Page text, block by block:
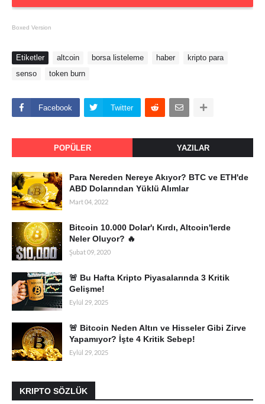
Boxed Version
Etiketler altcoin borsa listeleme haber
kripto para
senso
token burn
Facebook Twitter
POPÜLER YAZILAR
Para Nereden Nereye Akıyor? BTC ve ETH'de
ABD Dolarından Yüklü Alımlar
Mart 04, 2022
Bitcoin 10.000 Dolar'ı Kırdı, Altcoin'lerde
Neler Oluyor? 🔥
Şubat 09, 2020
🚨 Bu Hafta Kripto Piyasalarında 3 Kritik
Gelişme!
Eylül 29, 2025
🚨 Bitcoin Neden Altın ve Hisseler Gibi Zirve
Yapamıyor? İşte 4 Kritik Sebep!
Eylül 29, 2025
KRIPTO SÖZLÜK